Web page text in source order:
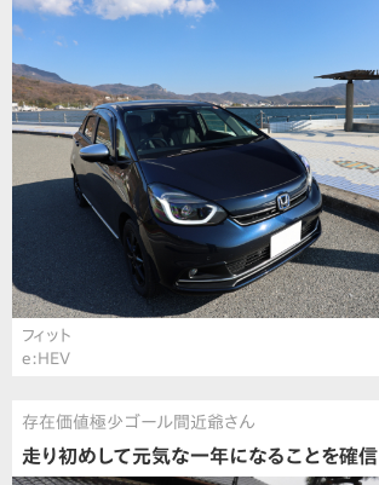
フィット
e:HEV
存在価値極少ゴール間近爺さん
走り初めして元気な一年になることを確信